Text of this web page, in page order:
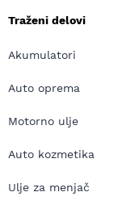
Traženi delovi
Akumulatori
Auto oprema
Motorno ulje
Auto kozmetika
Ulje za menjač